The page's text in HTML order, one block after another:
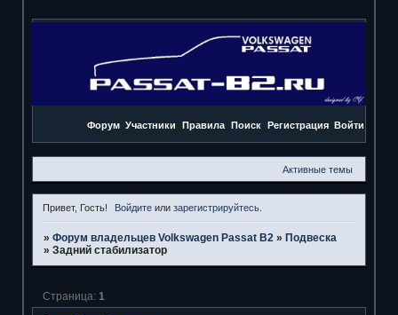
Форум Участники Правила Поиск Регистрация Войти
Активные темы
Привет, Гость! Войдите илизарегистрируйтесь
» Форум владельцев Volkswagen Passat B2 » Подвеска
» Задний стабилизатор
Страница: 1